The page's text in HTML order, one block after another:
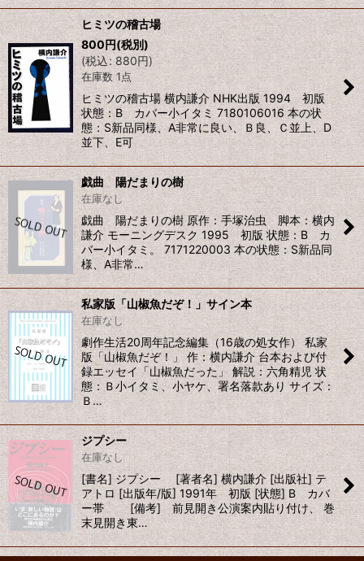
ヒミツの稽古場
800円(税別)
(税込: 880円)
在庫数 1点
ヒミツの稽古場 横内謙介 NHK出版 1994 初版
状態：B カバー小イタミ 7180106016 本の状
態：S新品同様、A非常に良い、Ｂ良、Ｃ並上、D
並下、E可
戯曲 陽だまりの樹
在庫なし
戯曲 陽だまりの樹 原作：手塚治虫 脚本：横内
謙介 モーニングデスク 1995 初版 状態：B カ
バー小イタミ。 7171220003 本の状態：S新品同
様、A非常…
私家版「山椒魚だぞ！」サイン本
在庫なし
劇作生活20周年記念編集（16歳の処女作） 私家
版「山椒魚だぞ！」 作：横内謙介 台本および付
録エッセイ「山椒魚だった」 解説：六角精児 状
態：Ｂ小イタミ、小ヤケ、署名落款あり サイズ：
Ｂ…
ジプシー
在庫なし
[書名] ジプシー [著者名] 横内謙介 [出版社] テ
アトロ [出版年/版] 1991年 初版 [状態] B カバ
ー帯 [備考] 前見開き公演案内貼り付け、 巻
末見開き東…